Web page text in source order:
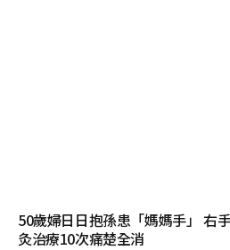
50歲婦日日抱孫患「媽媽手」 右
灸治療10次痛楚全消